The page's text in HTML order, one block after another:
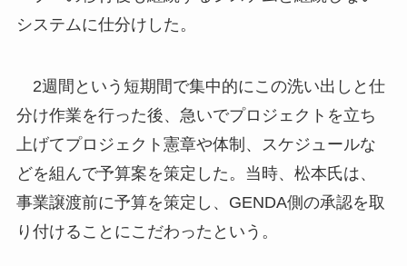
システムに仕分けした。
2週間という短期間で集中的にこの洗い出しと仕
分け作業を行った後、急いでプロジェクトを立ち
上げてプロジェクト憲章や体制、スケジュールな
どを組んで予算案を策定した。当時、松本氏は、
事業譲渡前に予算を策定し、GENDA側の承認を取
り付けることにこだわったという。